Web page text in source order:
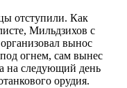
отступили. Как
Мильдзихов с
вынос
огнем, сам вынес
на следующий день
орудия.